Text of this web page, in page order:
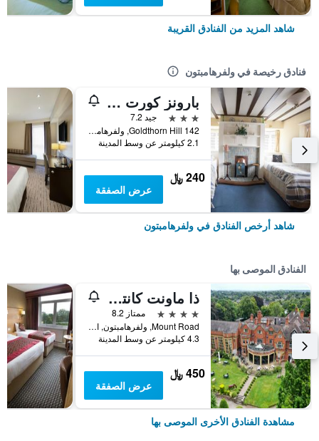
شاهد المزيد من الفنادق القريبة
فنادق رخيصة في ولفرهامبتون
بارونز كورت هوتل
3 نجوم
جيد 7.2
142 Goldthorn Hill, ولفرهامبتون, المملكة المتحدة
2.1 كيلومتر عن وسط المدينة
240 ﷼
عرض الصفقة
شاهد أرخص الفنادق في ولفرهامبتون
الفنادق الموصى بها
ذا ماونت كانتري مانور هوتل آند جولف
4 نجوم
ممتاز 8.2
Mount Road, ولفرهامبتون, المملكة المتحدة
4.3 كيلومتر عن وسط المدينة
450 ﷼
عرض الصفقة
مشاهدة الفنادق الأخرى الموصى بها